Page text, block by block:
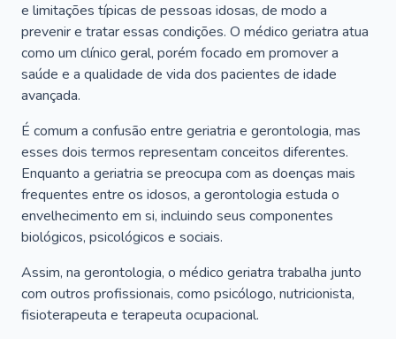
e limitações típicas de pessoas idosas, de modo a
prevenir e tratar essas condições. O médico geriatra atua
como um clínico geral, porém focado em promover a
saúde e a qualidade de vida dos pacientes de idade
avançada.
É comum a confusão entre geriatria e gerontologia, mas
esses dois termos representam conceitos diferentes.
Enquanto a geriatria se preocupa com as doenças mais
frequentes entre os idosos, a gerontologia estuda o
envelhecimento em si, incluindo seus componentes
biológicos, psicológicos e sociais.
Assim, na gerontologia, o médico geriatra trabalha junto
com outros profissionais, como psicólogo, nutricionista,
fisioterapeuta e terapeuta ocupacional.